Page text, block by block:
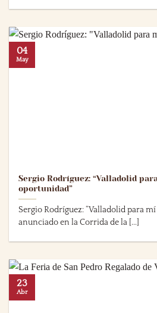
Sergio Rodríguez: “Valladolid
oportunidad”
Sergio Rodríguez: “Valladolid para
anunciado en la Corrida de la [...]
04
May
23
Abr